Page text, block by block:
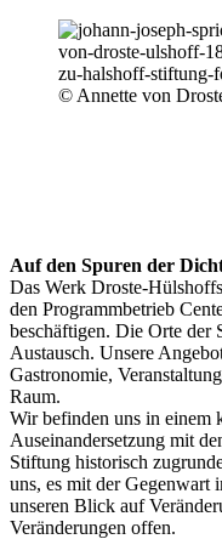
© Annette von
Auf den Spuren der
Das Werk Droste-
den Programmbetrieb
beschäftigen. Die Orte der
Austausch. Unsere
Gastronomie,
Raum.
Wir befinden uns in einem
Auseinandersetzung mit
Stiftung historisch
uns, es mit der Gegenwart
unseren Blick auf
Veränderungen offen.